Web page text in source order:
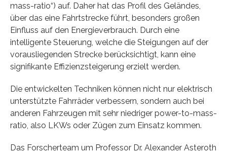
mass-ratio“) auf. Daher hat das Profil des Geländes,
über das eine Fahrtstrecke führt, besonders großen
Einfluss auf den Energieverbrauch. Durch eine
intelligente Steuerung, welche die Steigungen auf der
vorausliegenden Strecke berücksichtigt, kann eine
signifikante Effizienzsteigerung erzielt werden.
Die entwickelten Techniken können nicht nur elektrisch
unterstützte Fahrräder verbessern, sondern auch bei
anderen Fahrzeugen mit sehr niedriger power-to-mass-
ratio, also LKWs oder Zügen zum Einsatz kommen.
Das Forscherteam um Professor Dr. Alexander Asteroth